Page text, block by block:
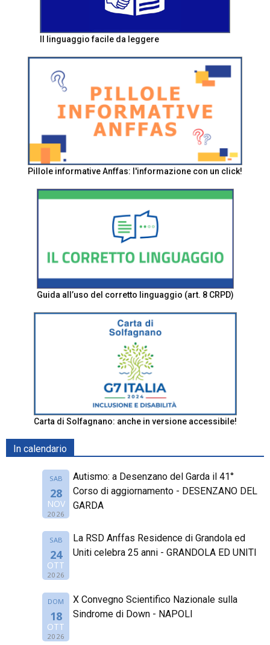
Il linguaggio facile da leggere
Pillole informative Anffas: l'informazione con un click!
Guida all’uso del corretto linguaggio (art. 8 CRPD)
Carta di Solfagnano: anche in versione accessibile!
In calendario
SAB
28
NOV
2026
Autismo: a Desenzano del Garda il 41°
Corso di aggiornamento - DESENZANO DEL
GARDA
SAB
24
OTT
2026
La RSD Anffas Residence di Grandola ed
Uniti celebra 25 anni - GRANDOLA ED UNITI
DOM
18
OTT
2026
X Convegno Scientifico Nazionale sulla
Sindrome di Down - NAPOLI